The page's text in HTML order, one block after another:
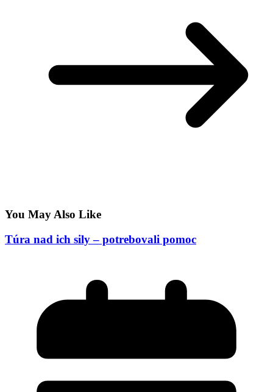
You May Also Like
Túra nad ich sily – potrebovali pomoc